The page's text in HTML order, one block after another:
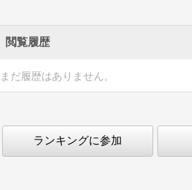
閲覧履歴
まだ履歴はありません。
ランキングに参加